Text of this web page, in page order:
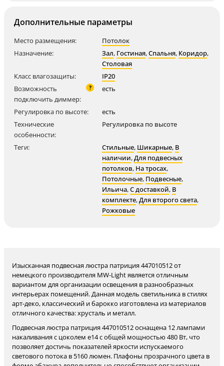
Дополнительные параметры
Место размещения:
Потолок
Назначение:
Зал, Гостиная,Спальня, Коридор,
Столовая
Класс влагозащиты:
IP20
Возможность
подключить диммер:
? есть
Регулировка по высоте:
есть
Технические
особенности:
Регулировка по высоте
Теги: Стильные, Шикарные, В
наличии,Для подвесных
потолков, На тросах,
Потолочные, Подвесные,
Ильича,С доставкой, В
комплекте,Для второго света,
Рожковые
Изысканная подвесная люстра патриция 447010512 от
немецкого производителя MW-Light является отличным
вариантом для организации освещения в разнообразных
интерьерах помещений. Данная модель светильника в стилях
арт-деко, классический и барокко изготовлена из материалов
отличного качества: хрусталь и металл.
Подвесная люстра патриция 447010512 оснащена 12 лампами
накаливания с цоколем e14 с общей мощностью 480 Вт, что
позволяет достичь показателей яркости испускаемого
светового потока в 5160 люмен. Плафоны прозрачного цвета в